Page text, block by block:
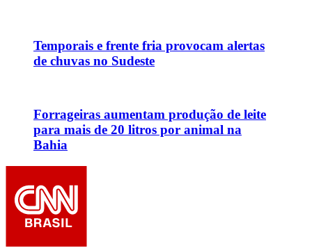
Temporais e frente fria provocam alertas
de chuvas no Sudeste
Forrageiras aumentam produção de leite
para mais de 20 litros por animal na
Bahia